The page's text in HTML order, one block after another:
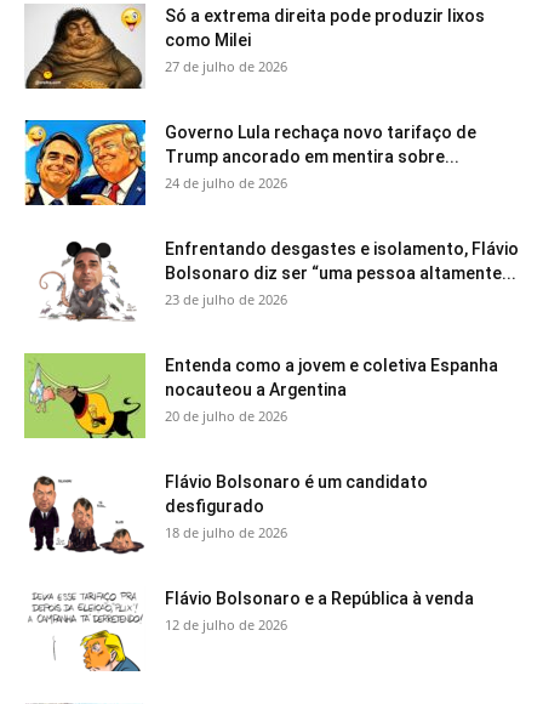
Só a extrema direita pode produzir lixos
como Milei
27 de julho de 2026
Governo Lula rechaça novo tarifaço de
Trump ancorado em mentira sobre...
24 de julho de 2026
Enfrentando desgastes e isolamento, Flávio
Bolsonaro diz ser “uma pessoa altamente...
23 de julho de 2026
Entenda como a jovem e coletiva Espanha
nocauteou a Argentina
20 de julho de 2026
Flávio Bolsonaro é um candidato
desfigurado
18 de julho de 2026
Flávio Bolsonaro e a República à venda
12 de julho de 2026